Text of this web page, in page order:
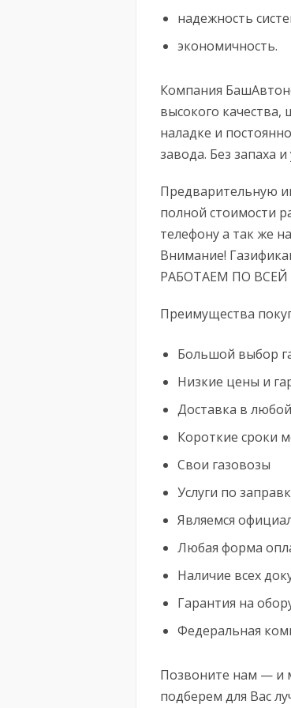
надежность
экономичность.
Компания
высокого качества,
наладке и
завода. Без запаха и
Предварительную
полной стоимости
телефону а так же
Внимание!
РАБОТАЕМ ПО
Преимущества
Большой выбор
Низкие цены и
Доставка в
Короткие сроки
Свои газовозы
Услуги по
Являемся
Любая форма
Наличие всех
Гарантия на
Федеральная
Позвоните нам — и
подберем для Вас